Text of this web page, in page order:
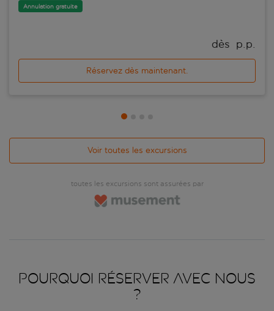
Annulation gratuite
dès p.p.
Réservez dès maintenant.
Voir toutes les excursions
toutes les excursions sont assurées par
Pourquoi réserver avec nous
?